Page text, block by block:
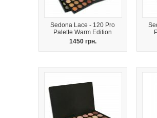
Sedona Lace - 120 Pro
Palette Warm Edition
1450 грн.